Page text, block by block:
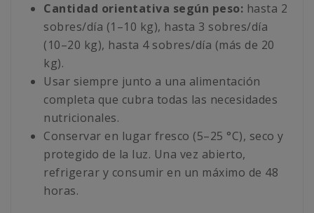
Cantidad orientativa según peso: hasta 2
sobres/día (1–10 kg), hasta 3 sobres/día
(10–20 kg), hasta 4 sobres/día (más de 20
kg).
Usar siempre junto a una alimentación
completa que cubra todas las necesidades
nutricionales.
Conservar en lugar fresco (5–25 °C), seco y
protegido de la luz. Una vez abierto,
refrigerar y consumir en un máximo de 48
horas.